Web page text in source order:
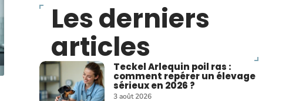
Les derniers
articles
Teckel Arlequin poil ras :
comment repérer un élevage
sérieux en 2026 ?
3 août 2026